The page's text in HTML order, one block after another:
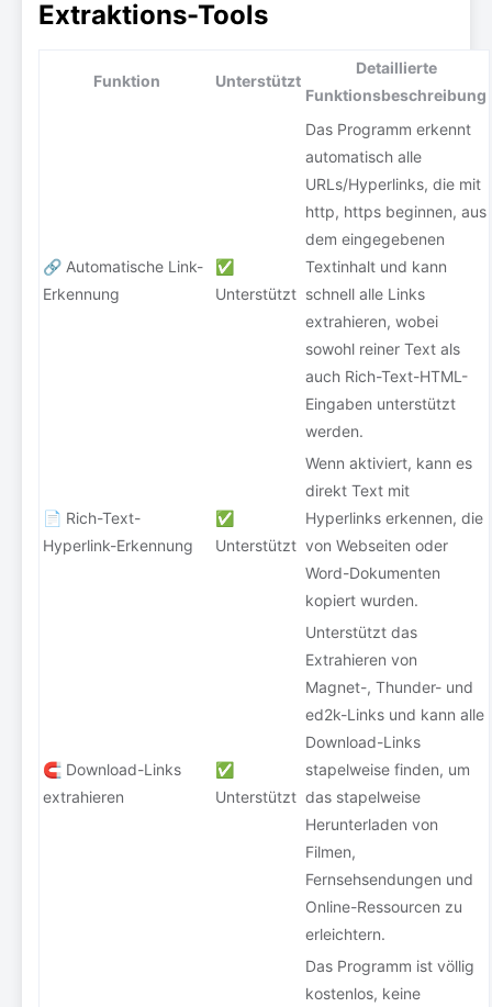
Extraktions-Tools
Funktion Unterstützt
Detaillierte
Funktionsbeschreibung
🔗 Automatische Link-
Erkennung
✅
Unterstützt
Das Programm erkennt
automatisch alle
URLs/Hyperlinks, die mit
http, https beginnen, aus
dem eingegebenen
Textinhalt und kann
schnell alle Links
extrahieren, wobei
sowohl reiner Text als
auch Rich-Text-HTML-
Eingaben unterstützt
werden.
📄 Rich-Text-
Hyperlink-Erkennung
✅
Unterstützt
Wenn aktiviert, kann es
direkt Text mit
Hyperlinks erkennen, die
von Webseiten oder
Word-Dokumenten
kopiert wurden.
🧲 Download-Links
extrahieren
✅
Unterstützt
Unterstützt das
Extrahieren von
Magnet-, Thunder- und
ed2k-Links und kann alle
Download-Links
stapelweise finden, um
das stapelweise
Herunterladen von
Filmen,
Fernsehsendungen und
Online-Ressourcen zu
erleichtern.
Das Programm ist völlig
kostenlos, keine